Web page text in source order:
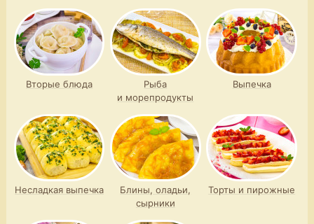
Вторые блюда
Рыба
и морепродукты
Выпечка
Несладкая выпечка
Блины, оладьи,
сырники
Торты и пирожные